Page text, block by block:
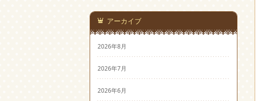
アーカイブ
2026年8月
2026年7月
2026年6月